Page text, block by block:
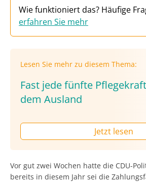
Wie funktioniert das? Häufige
erfahren Sie mehr
Lesen Sie mehr zu diesem Thema:
Fast jede fünfte
dem Ausland
Jetzt lesen
Vor gut zwei Wochen hatte die CDU-
bereits in diesem Jahr sei die